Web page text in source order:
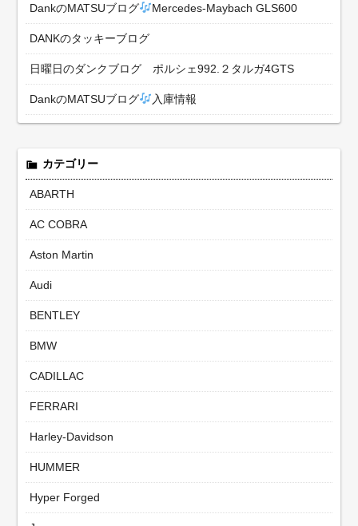
DankのMATSUブログ Mercedes-Maybach GLS600
DANKのタッキーブログ
日曜日のダンクブログ ポルシェ992.２タルガ4GTS
DankのMATSUブログ 入庫情報
カテゴリー
ABARTH
AC COBRA
Aston Martin
Audi
BENTLEY
BMW
CADILLAC
FERRARI
Harley-Davidson
HUMMER
Hyper Forged